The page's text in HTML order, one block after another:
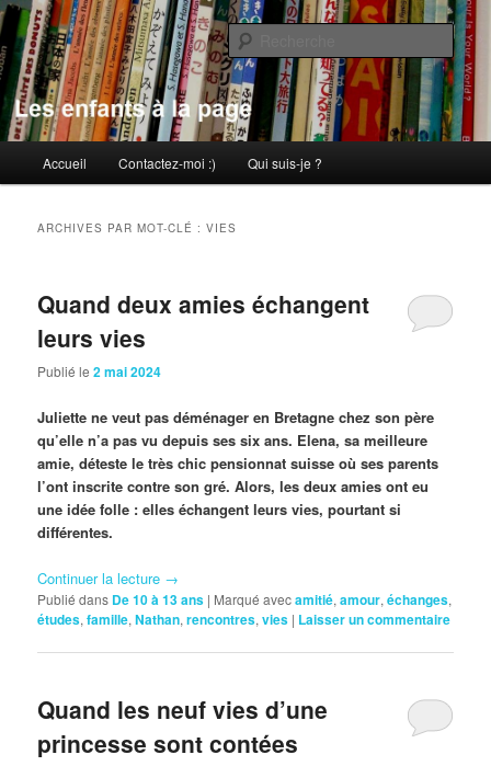
Aller
au
contenu
principal
Aller
au
contenu
secondaireLes enfants à la page
principal
Accueil Contactez-moi :) Qui suis-je ?
ARCHIVES PAR MOT-CLÉ :VIES
Quand deux amies échangent
leurs vies
Publié le2 mai 2024
Juliette ne veut pas déménager en Bretagne chez son père
qu’elle n’a pas vu depuis ses six ans. Elena, sa meilleure
amie, déteste le très chic pensionnat suisse où ses parents
l’ont inscrite contre son gré. Alors, les deux amies ont eu
une idée folle : elles échangent leurs vies, pourtant si
différentes.
Continuer la lecture →
Publié dans De 10 à 13 ans | Marqué avecamitié,amour,échanges,
études,famille,Nathan,rencontres,vies | Laisser un commentaire
Quand les neuf vies d’une
princesse sont contées